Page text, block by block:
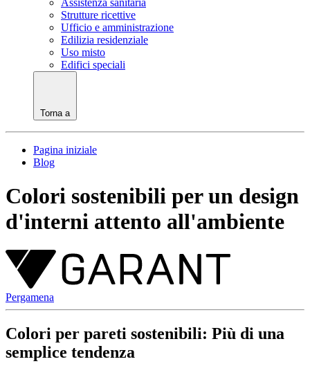
Strutture ricettive
Ufficio e amministrazione
Edilizia residenziale
Uso misto
Edifici speciali
Torna a
Pagina iniziale
Blog
Colori sostenibili per un design
d'interni attento all'ambiente
Pergamena
Colori per pareti sostenibili: Più di una
semplice tendenza